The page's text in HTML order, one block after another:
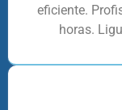
eficiente.
horas.